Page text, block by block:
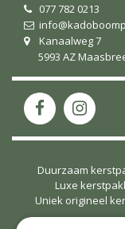
077 782 0213
Kanaalweg 7
5993 AZ
Duurzaam
Luxe
Uniek origineel